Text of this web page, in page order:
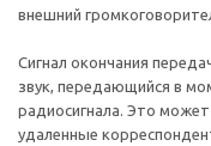
внешний
Сигнал окончания
звук, передающийся в
радиосигнала. Это
удаленные